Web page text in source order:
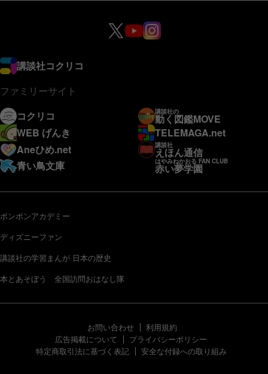
講談社コクリコ
ファミリーサイト
コクリコ
講談社の
動く図鑑MOVE
WEB げんき
TELEMAGA.net
Aneひめ.net
講談社
えほん通信
青い鳥文庫
はやみねかおる FAN CLUB
赤い夢学園
ボンボンアカデミー
ディズニーファン
講談社の学習まんが 日本の歴史
本とあそぼう 全国訪問おはなし隊
お問い合わせ
利用規約
広告掲載について
プライバシーポリシー
特定商取引法に基づく表記
安全な付録への取り組み